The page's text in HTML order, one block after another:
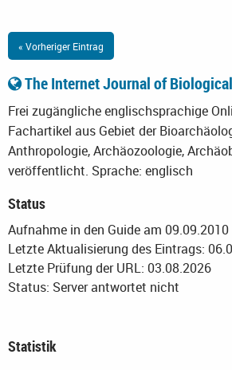
« Vorheriger Eintrag
The Internet Journal of
Frei zugängliche englischsprachige
Fachartikel aus Gebiet der
Anthropologie, Archäozoologie,
veröffentlicht. Sprache: englisch
Status
Aufnahme in den Guide am 09.09.2010
Letzte Aktualisierung des Eintrags:
Letzte Prüfung der URL: 03.08.2026
Status: Server antwortet nicht
Statistik